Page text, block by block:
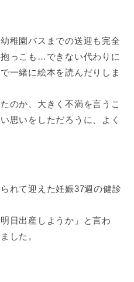
稚園バスまでの送迎も完全
っこも…できない代わりに
一緒に絵本を読んだりしま
のか、大きく不満を言うこ
思いをしただろうに、よく
れて迎えた妊娠37週の健診
日出産しようか」と言わ
した。